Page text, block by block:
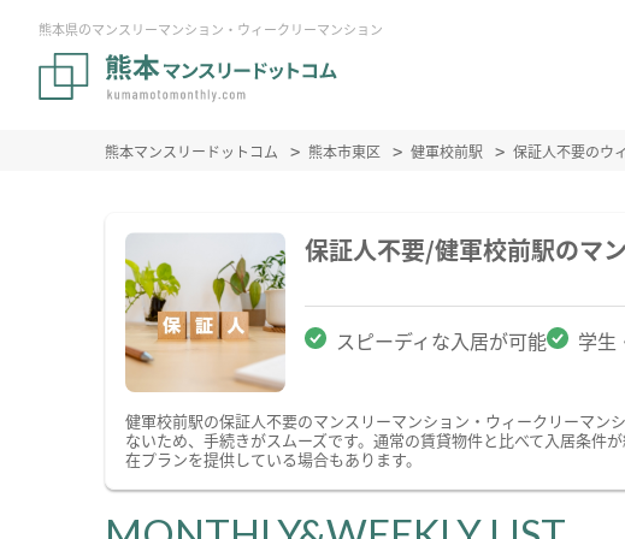
熊本県のマンスリーマンション・ウィークリーマンション
熊本マンスリードットコム 熊本市東区 健軍校前駅 保証人不要のウ
保証人不要/健軍校前駅のマ
スピーディな入居が可能 学生
健軍校前駅の保証人不要のマンスリーマンション・ウィークリーマ
ないため、手続きがスムーズです。通常の賃貸物件と比べて入居条件
在プランを提供している場合もあります。